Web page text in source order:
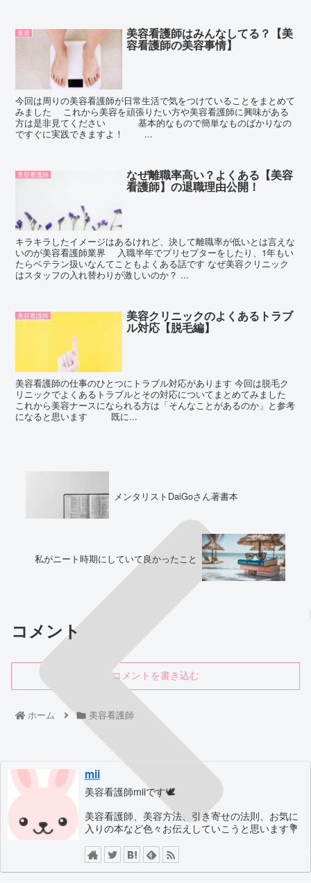
美容 美容看護師はみんなしてる？【美
容看護師の美容事情】
今回は周りの美容看護師が日常生活で気をつけていることをまとめて
みました これから美容を頑張りたい方や美容看護師に興味がある
方は是非見てください 基本的なもので簡単なものばかりなの
ですぐに実践できますよ！ ...
美容看護師 なぜ離職率高い？よくある【美容
看護師】の退職理由公開！
キラキラしたイメージはあるけれど、決して離職率が低いとは言えな
いのが美容看護師業界 入職半年でプリセプターをしたり、1年もい
たらベテラン扱いなんてこともよくある話です なぜ美容クリニック
はスタッフの入れ替わりが激しいのか？ ...
美容看護師 美容クリニックのよくあるトラブ
ル対応【脱毛編】
美容看護師の仕事のひとつにトラブル対応があります 今回は脱毛ク
リニックでよくあるトラブルとその対応についてまとめてみました
これから美容ナースになられる方は「そんなことがあるのか」と参考
になると思います 既に...
メンタリストDaiGoさん著書本
私がニート時期にしていて良かったこと
コメント
コメントを書き込む
ホーム 美容看護師
mii
美容看護師miiです🕊
美容看護師、美容方法、引き寄せの法則、お気に
入りの本など色々お伝えしていこうと思います💐